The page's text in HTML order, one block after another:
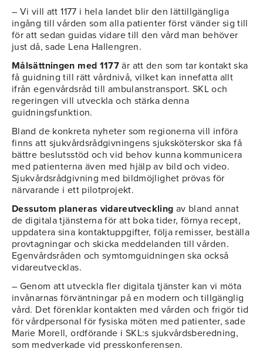
– Vi vill att 1177 i hela landet blir den lättillgängliga
ingång till vården som alla patienter först vänder sig till
för att sedan guidas vidare till den vård man behöver
just då, sade Lena Hallengren.
Målsättningen med 1177 är att den som tar kontakt ska
få guidning till rätt vårdnivå, vilket kan innefatta allt
ifrån egenvårdsråd till ambulanstransport. SKL och
regeringen vill utveckla och stärka denna
guidningsfunktion.
Bland de konkreta nyheter som regionerna vill införa
finns att sjukvårdsrådgivningens sjuksköterskor ska få
bättre beslutsstöd och vid behov kunna kommunicera
med patienterna även med hjälp av bild och video.
Sjukvårdsrådgivning med bildmöjlighet prövas för
närvarande i ett pilotprojekt.
Dessutom planeras vidareutveckling av bland annat
de digitala tjänsterna för att boka tider, förnya recept,
uppdatera sina kontaktuppgifter, följa remisser, beställa
provtagningar och skicka meddelanden till vården.
Egenvårdsråden och symtomguidningen ska också
vidareutvecklas.
– Genom att utveckla fler digitala tjänster kan vi möta
invånarnas förväntningar på en modern och tillgänglig
vård. Det förenklar kontakten med vården och frigör tid
för vårdpersonal för fysiska möten med patienter, sade
Marie Morell, ordförande i SKL:s sjukvårdsberedning,
som medverkade vid presskonferensen.